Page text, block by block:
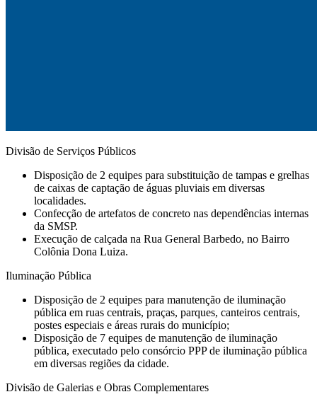
Divisão de Serviços Públicos
Disposição de 2 equipes para substituição de tampas e grelhas
de caixas de captação de águas pluviais em diversas
localidades.
Confecção de artefatos de concreto nas dependências internas
da SMSP.
⁠Execução de calçada na Rua General Barbedo, no Bairro
Colônia Dona Luiza.
Iluminação Pública
Disposição de 2 equipes para manutenção de iluminação
pública em ruas centrais, praças, parques, canteiros centrais,
postes especiais e áreas rurais do município;
Disposição de 7 equipes de manutenção de iluminação
pública, executado pelo consórcio PPP de iluminação pública
em diversas regiões da cidade.
Divisão de Galerias e Obras Complementares